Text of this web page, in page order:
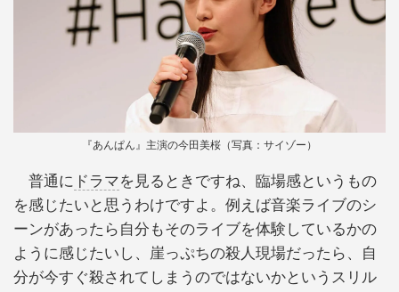
『あんぱん』主演の今田美桜（写真：サイゾー）
普通に ドラマを見るときですね、臨場感というもの
を感じたいと思うわけですよ。例えば音楽ライブのシ
ーンがあったら自分もそのライブを体験しているかの
ように感じたいし、崖っぷちの殺人現場だったら、自
分が今すぐ殺されてしまうのではないかというスリル